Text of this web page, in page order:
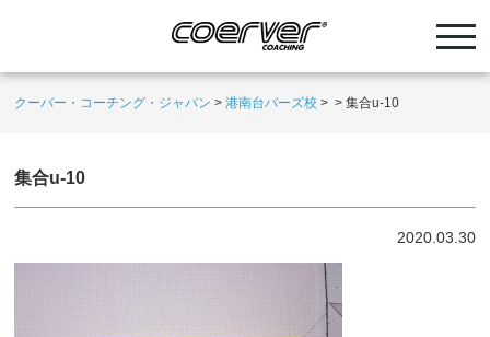
クーバー・コーチング・ジャパン >港南台バーズ校 > >集合u-10
集合u-10
2020.03.30